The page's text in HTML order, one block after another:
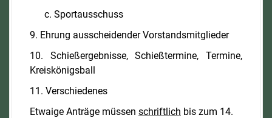
Sportausschuss
9. Ehrung ausscheidender Vorstandsmitglieder
10. Schießergebnisse, Schießtermine, Termine,
Kreiskönigsball
11. Verschiedenes
Etwaige Anträge müssen schriftlich bis zum 14.